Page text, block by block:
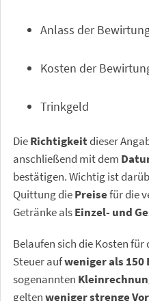
Anlass der
Kosten der
Trinkgeld
DieRichtigkeitdieser
anschließend mit dem
bestätigen. Wichtig ist
Quittung diePreisefür die
Getränke alsEinzel- und
Belaufen sich die Kosten für
Steuer aufweniger als 150
sogenannten
geltenweniger strenge